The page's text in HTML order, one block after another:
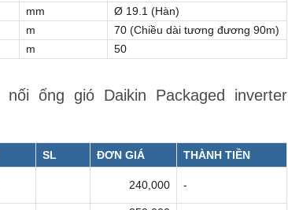
mm
Ø 19.1 (Hàn)
m
70 (Chiều dài tương đương 90m)
m 50
ống gió Daikin Packaged inverter
SL ĐƠN GIÁ THÀNH TIỀN
240,000 -